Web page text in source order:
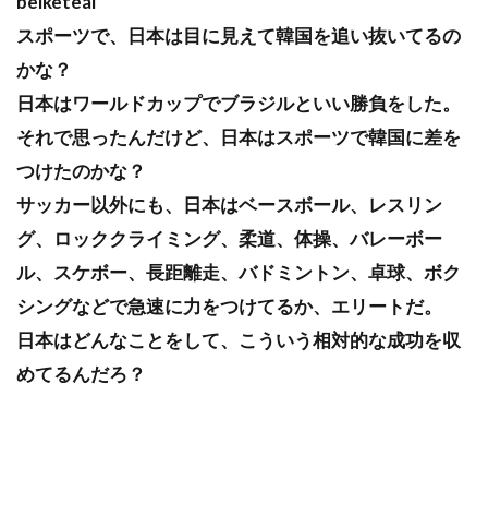
スポーツで、日本は目に見えて韓国を追い抜いてるの
かな？
日本はワールドカップでブラジルといい勝負をした。
それで思ったんだけど、日本はスポーツで韓国に差を
つけたのかな？
サッカー以外にも、日本はベースボール、レスリン
グ、ロッククライミング、柔道、体操、バレーボー
ル、スケボー、長距離走、バドミントン、卓球、ボク
シングなどで急速に力をつけてるか、エリートだ。
日本はどんなことをして、こういう相対的な成功を収
めてるんだろ？